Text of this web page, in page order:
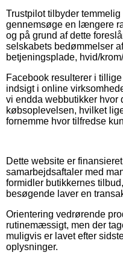
Trustpilot tilbyder
gennemsøge en længere
og på grund af dette
selskabets bedømmelser
betjeningsplade, hvid/
Facebook resulterer i
indsigt i online
vi endda webbutikker hvor
købsoplevelsen, hvilket
fornemme hvor tilfredse
Dette website er
samarbejdsaftaler med
formidler butikkernes
besøgende laver en
Orientering vedrørende
rutinemæssigt, men der
muligvis er lavet efter
oplysninger.